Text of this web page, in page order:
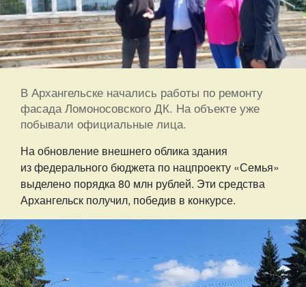
В Архангельске начались работы по ремонту
фасада Ломоносовского ДК. На объекте уже
побывали официальные лица.
На обновление внешнего облика здания
из федерального бюджета по нацпроекту «Семья»
выделено порядка 80 млн рублей. Эти средства
Архангельск получил, победив в конкурсе.